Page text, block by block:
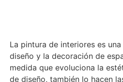
La pintura de interiores es
diseño y la decoración de
medida que evoluciona la
de diseño, también lo hacen